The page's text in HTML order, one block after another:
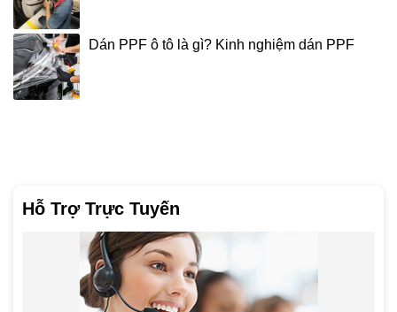
Hỗ Trợ Trực Tuyến
Dán PPF ô tô là gì? Kinh nghiệm dán PPF